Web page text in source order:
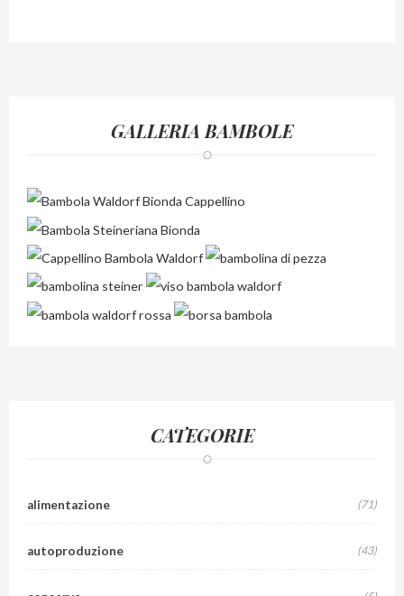
GALLERIA BAMBOLE
CATEGORIE
alimentazione (71)
autoproduzione (43)